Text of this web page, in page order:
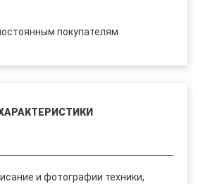
покупателям
и фотографии техники,